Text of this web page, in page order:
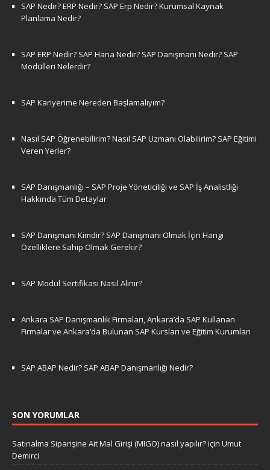
SAP Nedir? ERP Nedir? SAP Erp Nedir? Kurumsal Kaynak
Planlama Nedir?
SAP ERP Nedir? SAP Hana Nedir? SAP Danışmanı Nedir? SAP
Modülleri Nelerdir?
SAP Kariyerime Nereden Başlamalıyım?
Nasıl SAP Öğrenebilirim? Nasıl SAP Uzmanı Olabilirim? SAP Eğitimi
Veren Yerler?
SAP Danışmanlığı – SAP Proje Yöneticiliği ve SAP İş Analistliği
Hakkında Tüm Detaylar
SAP Danışmanı Kimdir? SAP Danışmanı Olmak İçin Hangi
Özelliklere Sahip Olmak Gerekir?
SAP Modül Sertifikası Nasıl Alınır?
Ankara SAP Danışmanlık Firmaları, Ankara’da SAP Kullanan
Firmalar ve Ankara’da Bulunan SAP Kursları ve Eğitim Kurumları
SAP ABAP Nedir? SAP ABAP Danışmanlığı Nedir?
SON YORUMLAR
Satınalma Siparişine Ait Mal Girişi (MIGO) nasıl yapılır?için Umut
Demirci